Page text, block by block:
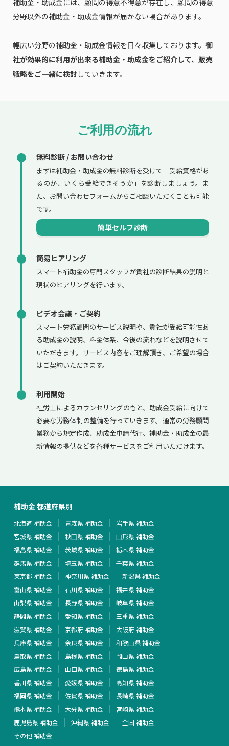
分野以外の補助金・助成金情報が届かない場合があります。
幅広い分野の補助金・助成金情報を日々収集しております。 御
社が効果的に利用が出来る補助金・助成金をご紹介して、販売
戦略をご一緒に検討していきます。
ご利用の流れ
無料診断 / お問い合わせ
まずは補助金・助成金の無料診断を受けて「受給資格があ
るのか、いくら受給できそうか」を診断しましょう。ま
た、お問い合わせフォームからご相談いただくことも可能
です。
簡単セルフ診断
簡易ヒアリング
スマート補助金の専門スタッフが貴社の診断結果の説明と
現状のヒアリングを行います。
ビデオ会議・ご契約
スマート労務顧問のサービス説明や、貴社が受給可能性あ
る助成金の説明、料金体系、今後の流れなどを説明させて
いただきます。サービス内容をご理解頂き、ご希望の場合
はご契約いただきます。
利用開始
社労士によるカウンセリングのもと、助成金受給に向けて
必要な労務体制の整備を行っていきます。通常の労務顧問
業務から規定作成、助成金申請代行、補助金・助成金の最
新情報の提供などを各種サービスをご利用いただけます。
補助金 都道府県別
北海道 補助金 青森県 補助金
岩手県 補助金
宮城県 補助金
秋田県 補助金
山形県 補助金
福島県 補助金
茨城県 補助金
栃木県 補助金
群馬県 補助金
埼玉県 補助金
千葉県 補助金
東京都 補助金
神奈川県 補助金
新潟県 補助金
富山県 補助金
石川県 補助金
福井県 補助金
山梨県 補助金
長野県 補助金
岐阜県 補助金
静岡県 補助金
愛知県 補助金
三重県 補助金
滋賀県 補助金
京都府 補助金
大阪府 補助金
兵庫県 補助金
奈良県 補助金
和歌山県 補助金
鳥取県 補助金
島根県 補助金
岡山県 補助金
広島県 補助金
山口県 補助金
徳島県 補助金
香川県 補助金
愛媛県 補助金
高知県 補助金
福岡県 補助金
佐賀県 補助金
長崎県 補助金
熊本県 補助金
大分県 補助金
宮崎県 補助金
鹿児島県 補助金
沖縄県 補助金
全国 補助金
その他 補助金